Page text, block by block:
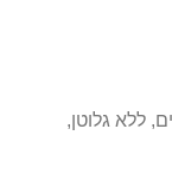
, ללא גלוטן,